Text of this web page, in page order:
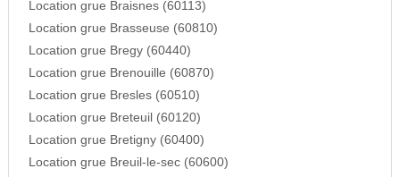
Location grue Braisnes (60113)
Location grue Brasseuse (60810)
Location grue Bregy (60440)
Location grue Brenouille (60870)
Location grue Bresles (60510)
Location grue Breteuil (60120)
Location grue Bretigny (60400)
Location grue Breuil-le-sec (60600)